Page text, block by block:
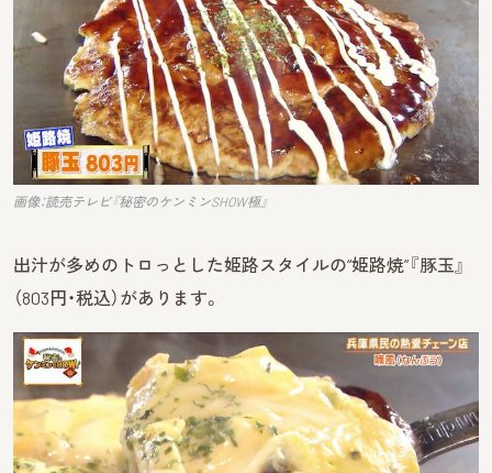
画像：読売テレビ『秘密のケンミンSHOW極』
出汁が多めのトロっとした姫路スタイルの“姫路焼”『豚玉』
（803円・税込）があります。